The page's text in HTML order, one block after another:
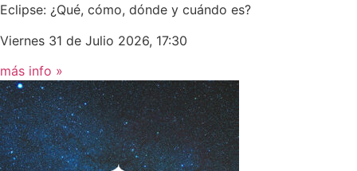
Eclipse: ¿Qué, cómo, dónde y cuándo es?
Viernes 31 de Julio 2026, 17:30
más info »